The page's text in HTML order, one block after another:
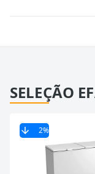
SELEÇÃO
2%